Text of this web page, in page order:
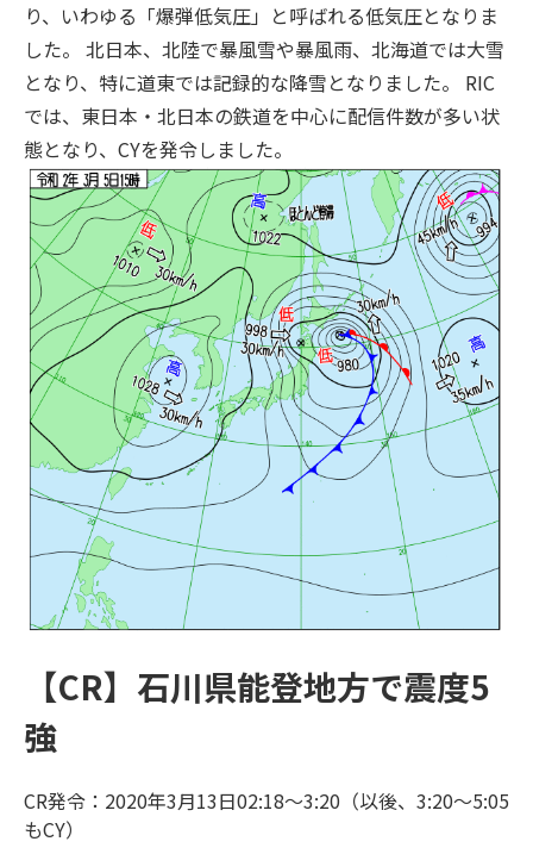
り、いわゆる「爆弾低気圧」と呼ばれる低気圧となりま
した。 北日本、北陸で暴風雪や暴風雨、北海道では大雪
となり、特に道東では記録的な降雪となりました。 RIC
では、東日本・北日本の鉄道を中心に配信件数が多い状
態となり、CYを発令しました。
【CR】石川県能登地方で震度5
強
CR発令：2020年3月13日02:18～3:20（以後、3:20～5:05
もCY）